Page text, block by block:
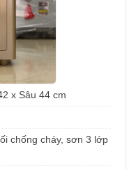
x Sâu 44 cm
chống cháy, sơn 3 lớp